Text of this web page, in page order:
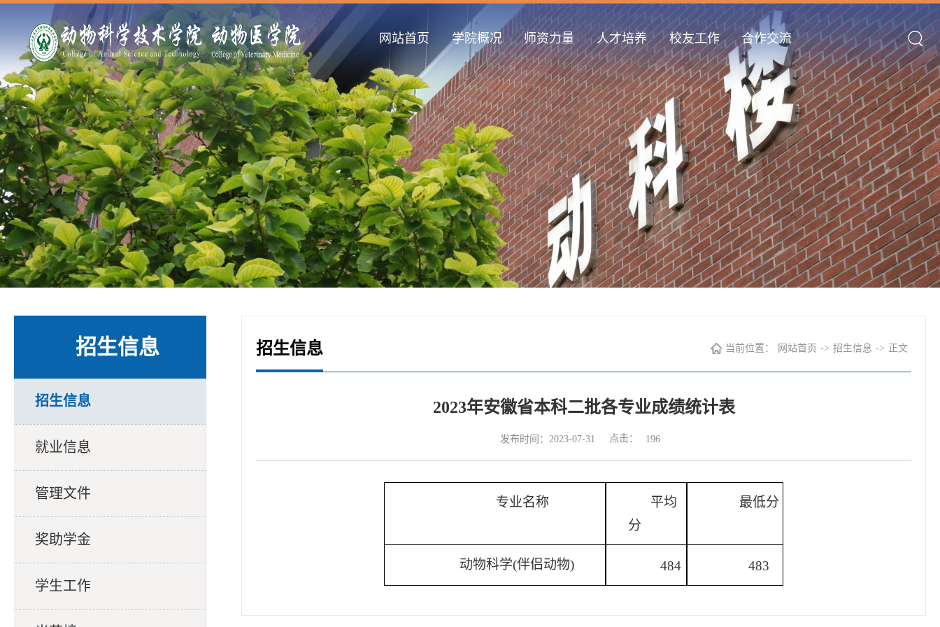
网站首页 学院概况 师资力量 人才培养 校友工作 合作交流
招生信息
招生信息
就业信息
管理文件
奖助学金
学生工作
招生信息 当前位置： 网站首页 -> 招生信息 -> 正文
2023年安徽省本科二批各专业成绩统计表
发布时间：2023-07-31 点击： 196
专业名称 平均
分
最低分
动物科学(伴侣动物) 484 483